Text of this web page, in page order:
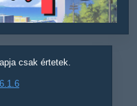
csak értetek.
6.1.6